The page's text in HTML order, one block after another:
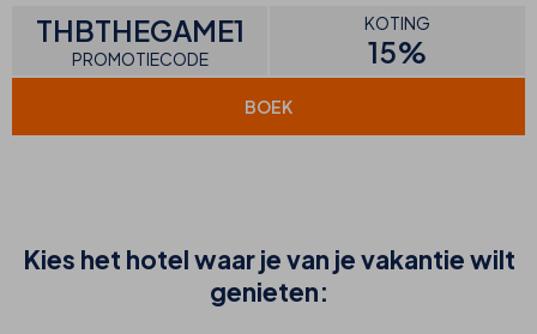
THBTHEGAME1
PROMOTIECODE
KOTING
15%
BOEK
Kies het hotel waar je van je vakantie wilt
genieten: